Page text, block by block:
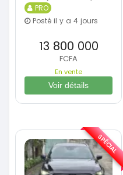
PRO
Posté il y a 4 jours
13 800 000
FCFA
En vente
Voir détails
SPÉCIAL